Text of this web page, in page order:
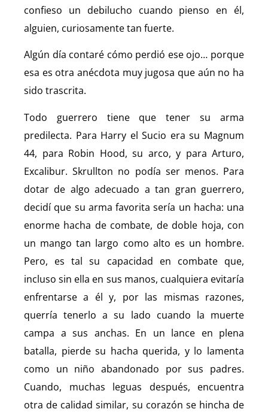
confieso un debilucho cuando pienso en él,
alguien, curiosamente tan fuerte.
Algún día contaré cómo perdió ese ojo… porque
esa es otra anécdota muy jugosa que aún no ha
sido trascrita.
Todo guerrero tiene que tener su arma
predilecta. Para Harry el Sucio era su Magnum
44, para Robin Hood, su arco, y para Arturo,
Excalibur. Skrullton no podía ser menos. Para
dotar de algo adecuado a tan gran guerrero,
decidí que su arma favorita sería un hacha: una
enorme hacha de combate, de doble hoja, con
un mango tan largo como alto es un hombre.
Pero, es tal su capacidad en combate que,
incluso sin ella en sus manos, cualquiera evitaría
enfrentarse a él y, por las mismas razones,
querría tenerlo a su lado cuando la muerte
campa a sus anchas. En un lance en plena
batalla, pierde su hacha querida, y lo lamenta
como un niño abandonado por sus padres.
Cuando, muchas leguas después, encuentra
otra de calidad similar, su corazón se hincha de